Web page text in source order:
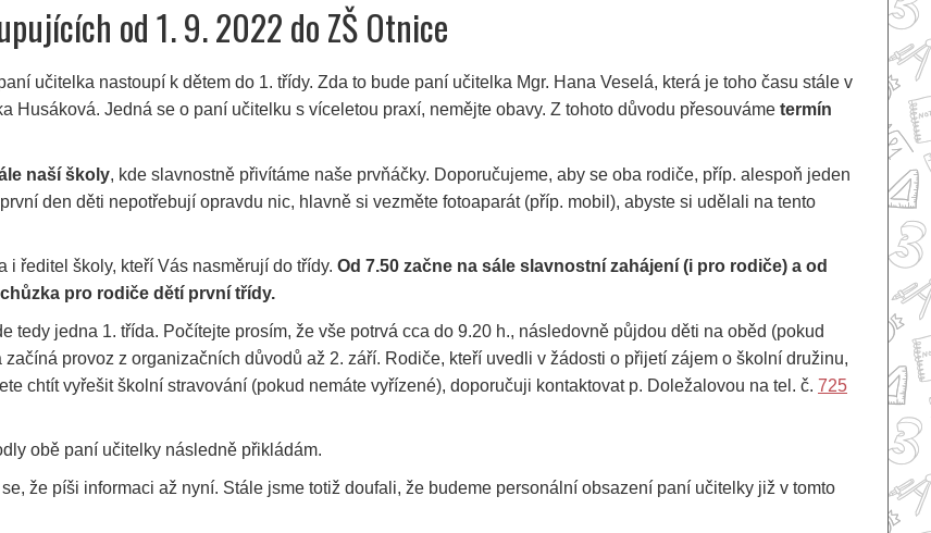
od 1. 9. 2022 do ZŠ Otnice
učitelka nastoupí k dětem do 1. třídy. Zda to bude paní učitelka Mgr. Hana Veselá, která je toho času stále v
Husáková. Jedná se o paní učitelku s víceletou praxí, nemějte obavy. Z tohoto důvodu přesouváme termín
naší školy, kde slavnostně přivítáme naše prvňáčky. Doporučujeme, aby se oba rodiče, příp. alespoň jeden
den děti nepotřebují opravdu nic, hlavně si vezměte fotoaparát (příp. mobil), abyste si udělali na tento
i ředitel školy, kteří Vás nasměrují do třídy. Od 7.50 začne na sále slavnostní zahájení (i pro rodiče) a od
̊zka pro rodiče dětí první třídy.
tedy jedna 1. třída. Počítejte prosím, že vše potrvá cca do 9.20 h., následovně půjdou děti na oběd (pokud
provoz z organizačních důvodů až 2. září. Rodiče, kteří uvedli v žádosti o přijetí zájem o školní družinu,
chtít vyřešit školní stravování (pokud nemáte vyřízené), doporučuji kontaktovat p. Doležalovou na tel. č. 725
obě paní učitelky následně přikládám.
že píši informaci až nyní. Stále jsme totiž doufali, že budeme personální obsazení paní učitelky již v tomto